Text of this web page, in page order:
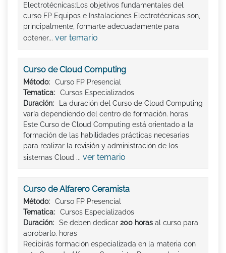
Electrotécnicas:Los objetivos fundamentales del
curso FP Equipos e Instalaciones Electrotécnicas son,
principalmente, formarte adecuadamente para
obtener... ver temario
Curso de Cloud Computing
Método:
Curso FP Presencial
Tematica:
Cursos Especializados
Duración:
La duración del Curso de Cloud Computing
varía dependiendo del centro de formación. horas
Este Curso de Cloud Computing está orientado a la
formación de las habilidades prácticas necesarias
para realizar la revisión y administración de los
sistemas Cloud ... ver temario
Curso de Alfarero Ceramista
Método:
Curso FP Presencial
Tematica:
Cursos Especializados
Duración:
Se deben dedicar 200 horas al curso para
aprobarlo. horas
Recibirás formación especializada en la materia con